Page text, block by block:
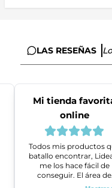
LAS RESEÑAS
Mi tienda
online
Todos mis productos
batallo encontrar,
me los hace fácil de
conseguir. El área de
ventas es super